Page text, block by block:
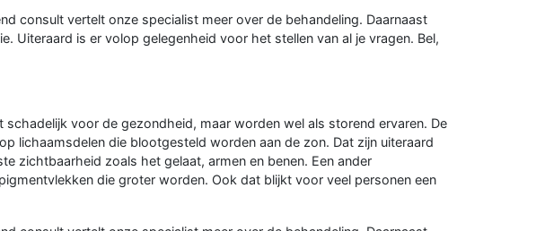
consult vertelt onze specialist meer over de behandeling. Daarnaast
Uiteraard is er volop gelegenheid voor het stellen van al je vragen. Bel,
schadelijk voor de gezondheid, maar worden wel als storend ervaren. De
lichaamsdelen die blootgesteld worden aan de zon. Dat zijn uiteraard
zichtbaarheid zoals het gelaat, armen en benen. Een ander
die groter worden. Ook dat blijkt voor veel personen een